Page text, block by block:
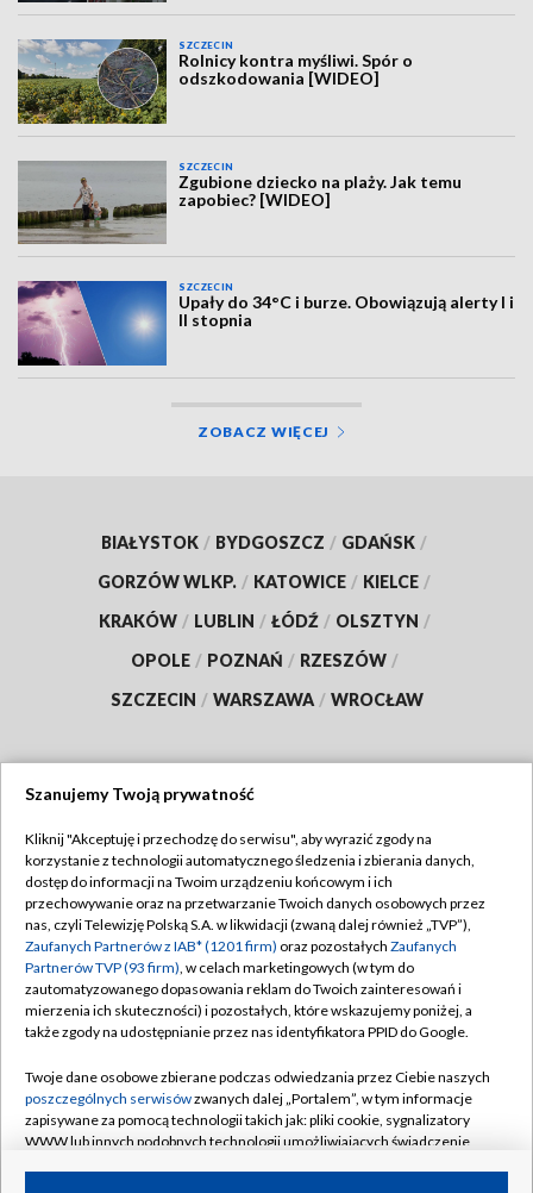
SZCZECIN
Rolnicy kontra myśliwi. Spór o
odszkodowania [WIDEO]
SZCZECIN
Zgubione dziecko na plaży. Jak temu
zapobiec? [WIDEO]
SZCZECIN
Upały do 34°C i burze. Obowiązują alerty I i
II stopnia
ZOBACZ WIĘCEJ
BIAŁYSTOK / BYDGOSZCZ / GDAŃSK /
GORZÓW WLKP. / KATOWICE / KIELCE /
KRAKÓW / LUBLIN / ŁÓDŹ / OLSZTYN /
OPOLE / POZNAŃ / RZESZÓW /
SZCZECIN / WARSZAWA / WROCŁAW
TVP
Abonament TVP
Emisja w TVP
Centrum informacji TVP
Naziemna Telewizja Cyfrowa
Rada Programowa
System NOS
Informacje o nadawcy
Regulamin TVP
Polityka prywatności
Moje zgody
Pomoc
Kontakt
Kanały
Szanujemy Twoją prywatność
Kliknij "Akceptuję i przechodzę do serwisu", aby wyrazić zgody na
korzystanie z technologii automatycznego śledzenia i zbierania danych,
dostęp do informacji na Twoim urządzeniu końcowym i ich
przechowywanie oraz na przetwarzanie Twoich danych osobowych przez
nas, czyli Telewizję Polską S.A. w likwidacji (zwaną dalej również „TVP”),
Zaufanych Partnerów z IAB* (1201 firm) oraz pozostałych Zaufanych
Partnerów TVP (93 firm), w celach marketingowych (w tym do
zautomatyzowanego dopasowania reklam do Twoich zainteresowań i
mierzenia ich skuteczności) i pozostałych, które wskazujemy poniżej, a
także zgody na udostępnianie przez nas identyfikatora PPID do Google.
Twoje dane osobowe zbierane podczas odwiedzania przez Ciebie naszych
poszczególnych serwisówzwanych dalej „Portalem”, w tym informacje
zapisywane za pomocą technologii takich jak: pliki cookie, sygnalizatory
WWW lub innych podobnych technologii umożliwiających świadczenie